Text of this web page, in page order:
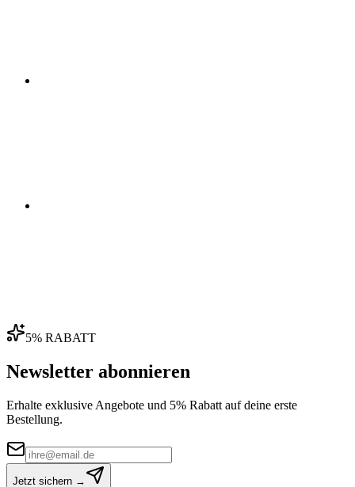
5% RABATT
Newsletter abonnieren
Erhalte exklusive Angebote und 5% Rabatt auf deine erste
Bestellung.
Jetzt sichern →